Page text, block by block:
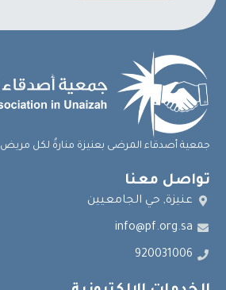
تواصل معنا
عنيزة, حي الجامعيين
info@pf.org.sa
920031006
جمعية أصدقاء المرضى بعنيزة منارةٌ لكل مريض